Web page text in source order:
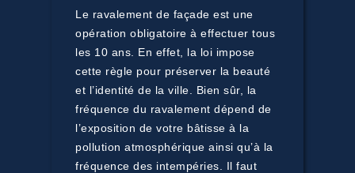
Le ravalement de façade est une
opération obligatoire à effectuer tous
les 10 ans. En effet, la loi impose
cette règle pour préserver la beauté
et l’identité de la ville. Bien sûr, la
fréquence du ravalement dépend de
l’exposition de votre bâtisse à la
pollution atmosphérique ainsi qu’à la
fréquence des intempéries. Il faut